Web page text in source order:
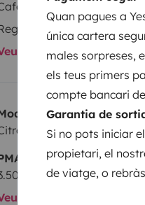
Quan pagues a
única cartera
males sorpreses,
els teus primers
compte bancari
Garantia de
Si no pots iniciar
propietari, el
de viatge, o
recuerdos están
de velocitat
tots els
Happy 395
kg
totes les